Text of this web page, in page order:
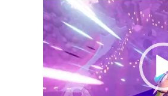
動
画
プ
ー
ヤ